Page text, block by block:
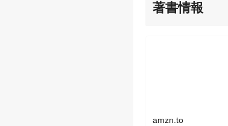
著書情報
amzn.to